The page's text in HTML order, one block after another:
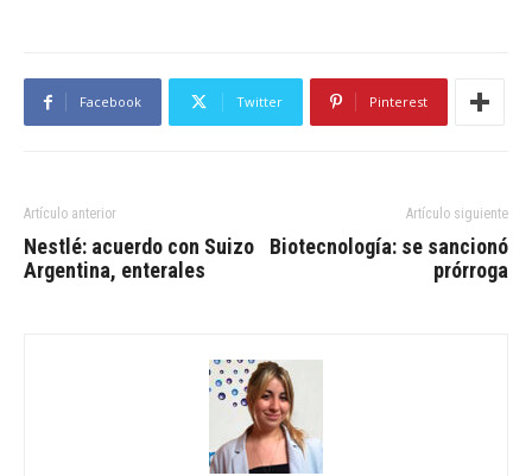
Facebook Twitter Pinterest
Artículo anterior
Nestlé: acuerdo con Suizo
Argentina, enterales
Artículo siguiente
Biotecnología: se sancionó
prórroga